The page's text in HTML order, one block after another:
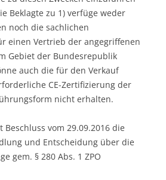
Beklagte zu 1) verfüge weder
noch die sachlichen
einen Vertrieb der angegriffenen
Gebiet der Bundesrepublik
auch die für den Verkauf
CE-Zertifizierung der
nicht erhalten.
vom 29.09.2016 die
und Entscheidung über die
gem. § 280 Abs. 1 ZPO